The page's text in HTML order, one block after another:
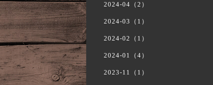
2024-04（2）
2024-03（1）
2024-02（1）
2024-01（4）
2023-11（1）